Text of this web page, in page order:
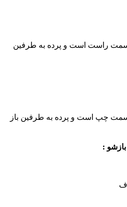
سمت راست است و پرده به طرفین
چپ است و پرده به طرفین باز
: